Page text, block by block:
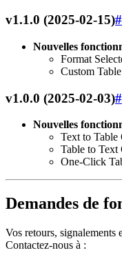
v1.1.0 (2025-02-15)#
Nouvelles
Format
Custom
v1.0.0 (2025-02-03)#
Nouvelles
Text to Table
Table to Text
One-Click
Demandes de
Vos retours, signalements
Contactez-nous à :